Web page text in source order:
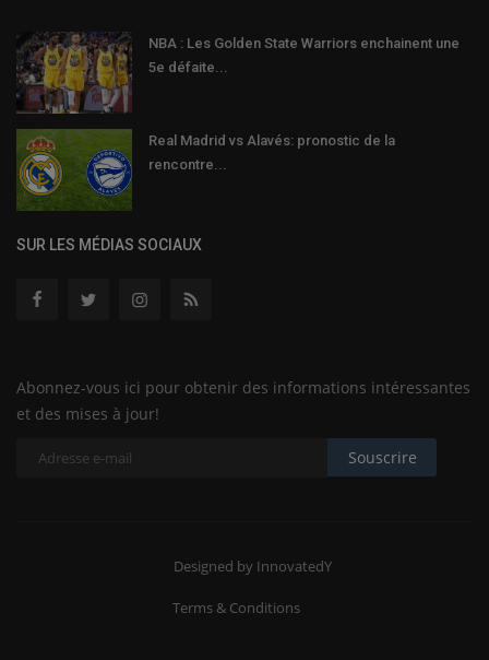
NBA : Les Golden State Warriors enchainent une
5e défaite...
Real Madrid vs Alavés: pronostic de la
rencontre...
SUR LES MÉDIAS SOCIAUX
Abonnez-vous ici pour obtenir des informations intéressantes
et des mises à jour!
Souscrire
Designed by InnovatedY
Terms & Conditions